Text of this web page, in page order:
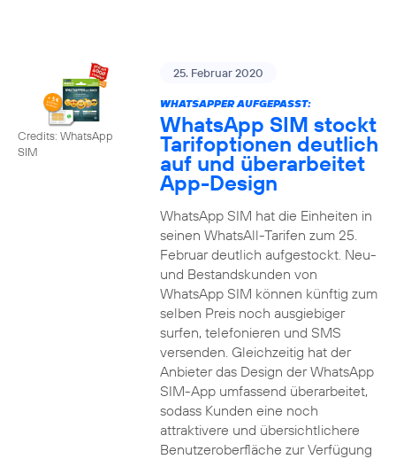
Credits: WhatsApp
SIM
25. Februar 2020
WHATSAPPER AUFGEPASST:
WhatsApp SIM stockt
Tarifoptionen deutlich
auf und überarbeitet
App-Design
WhatsApp SIM hat die Einheiten in
seinen WhatsAll-Tarifen zum 25.
Februar deutlich aufgestockt. Neu-
und Bestandskunden von
WhatsApp SIM können künftig zum
selben Preis noch ausgiebiger
surfen, telefonieren und SMS
versenden. Gleichzeitig hat der
Anbieter das Design der WhatsApp
SIM-App umfassend überarbeitet,
sodass Kunden eine noch
attraktivere und übersichtlichere
Benutzeroberfläche zur Verfügung